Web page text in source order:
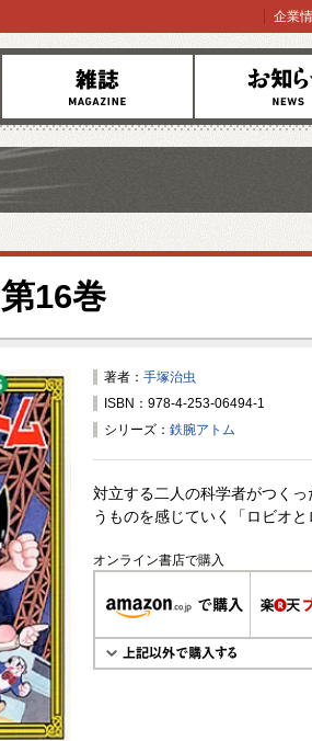
雑誌 お知らせ
企業
第16巻
著者： 手塚治虫
ISBN：978-4-253-06494-1
シリーズ： 鉄腕アトム
対立する二人の科学者がつく
うものを感じていく「ロビオと
オンライン書店で購入